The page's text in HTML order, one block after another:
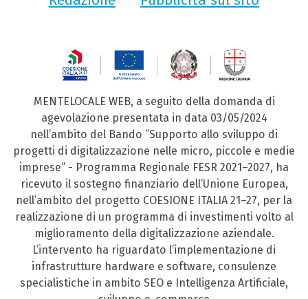
MENTELOCALE WEB, a seguito della domanda di
agevolazione presentata in data 03/05/2024
nell’ambito del Bando “Supporto allo sviluppo di
progetti di digitalizzazione nelle micro, piccole e medie
imprese” - Programma Regionale FESR 2021–2027, ha
ricevuto il sostegno finanziario dell’Unione Europea,
nell’ambito del progetto COESIONE ITALIA 21–27, per la
realizzazione di un programma di investimenti volto al
miglioramento della digitalizzazione aziendale.
L’intervento ha riguardato l’implementazione di
infrastrutture hardware e software, consulenze
specialistiche in ambito SEO e Intelligenza Artificiale,